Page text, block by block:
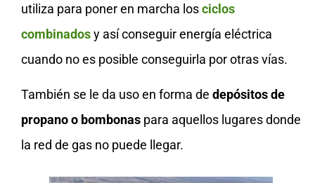
utiliza para poner en marcha losciclos
combinadosy así conseguir energía eléctrica
cuando no es posible conseguirla por otras vías.
También se le da uso en forma de depósitos de
propano o bombonas para aquellos lugares donde
la red de gas no puede llegar.